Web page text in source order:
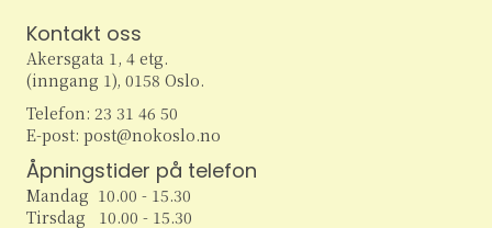
Kontakt oss
Akersgata 1, 4 etg.
(inngang 1), 0158 Oslo.
Telefon: 23 31 46 50
E-post: post@nokoslo.no
Åpningstider på telefon
Mandag 10.00 - 15.30
Tirsdag 10.00 - 15.30